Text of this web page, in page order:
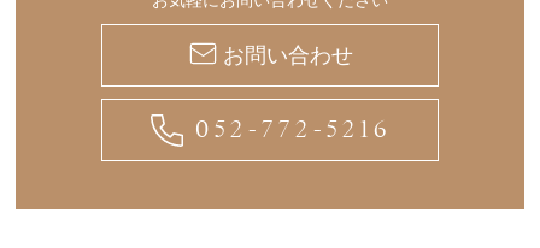
お問い合わせ
052-772-5216